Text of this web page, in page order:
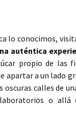
lo conocimos,
auténtica
propio de las
apartar a un lado
oscuras calles de
o allá